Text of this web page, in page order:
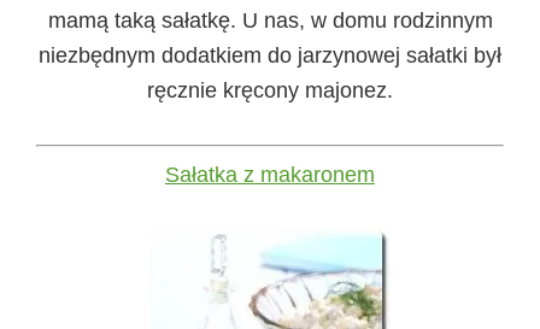
mamą taką sałatkę. U nas, w domu rodzinnym
niezbędnym dodatkiem do jarzynowej sałatki był
ręcznie kręcony majonez.
Sałatka z makaronem